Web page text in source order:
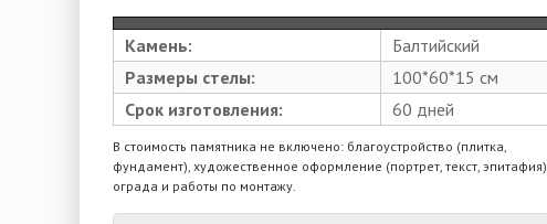
Камень:
Балтийский
Размеры стелы:
100*60*15 см
Срок изготовления:
60 дней
В стоимость памятника не включено: благоустройство (плитка,
фундамент), художественное оформление (портрет, текст, эпитафия),
ограда и работы по монтажу.